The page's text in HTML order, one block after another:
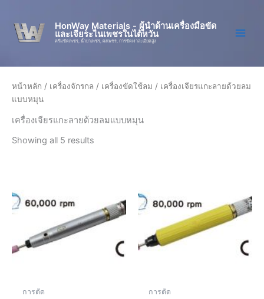
content
HonWay Materials - ผู้นำด้านเครื่องมือขัด
และเจียระไนเพชรในไต้หวัน
ครีมขัดเพชร, น้ำยาเพชร, ผงเพชร, การขัดเงาละเอียดสูง
หน้าหลัก / เครื่องจักรกล / เครื่องขัดใช้ลม / เครื่องเจียรแกะลายด้วยลม
แบบหมุน
เครื่องเจียรแกะลายด้วยลมแบบหมุน
Showing all 5 results
การตัด การตัด